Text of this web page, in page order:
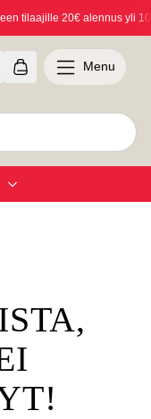
tilaajille 20€ alennus yli
Menu